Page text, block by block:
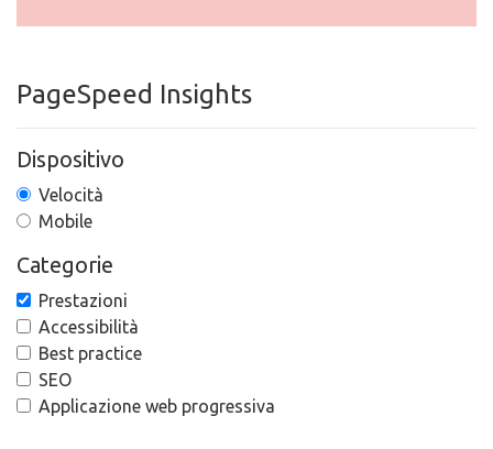
PageSpeed Insights
Dispositivo
Velocità
Mobile
Categorie
Prestazioni
Accessibilità
Best practice
SEO
Applicazione web progressiva